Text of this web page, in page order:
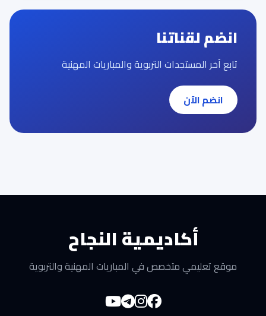
انضم لقناتنا
تابع آخر المستجدات التربوية والمباريات المهنية
انضم الآن
أكاديمية النجاح
موقع تعليمي متخصص في المباريات المهنية والتربوية